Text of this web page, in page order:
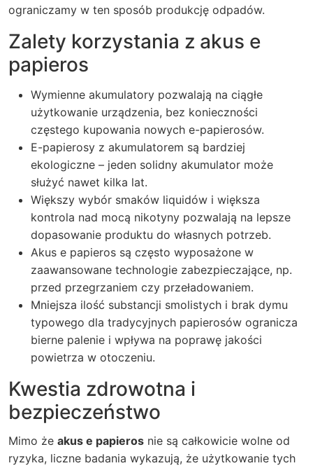
ograniczamy w ten sposób produkcję odpadów.
Zalety korzystania z akus e
papieros
Wymienne akumulatory pozwalają na ciągłe
użytkowanie urządzenia, bez konieczności
częstego kupowania nowych e-papierosów.
E-papierosy z akumulatorem są bardziej
ekologiczne – jeden solidny akumulator może
służyć nawet kilka lat.
Większy wybór smaków liquidów i większa
kontrola nad mocą nikotyny pozwalają na lepsze
dopasowanie produktu do własnych potrzeb.
Akus e papieros są często wyposażone w
zaawansowane technologie zabezpieczające, np.
przed przegrzaniem czy przeładowaniem.
Mniejsza ilość substancji smolistych i brak dymu
typowego dla tradycyjnych papierosów ogranicza
bierne palenie i wpływa na poprawę jakości
powietrza w otoczeniu.
Kwestia zdrowotna i
bezpieczeństwo
Mimo że akus e papieros nie są całkowicie wolne od
ryzyka, liczne badania wykazują, że użytkowanie tych